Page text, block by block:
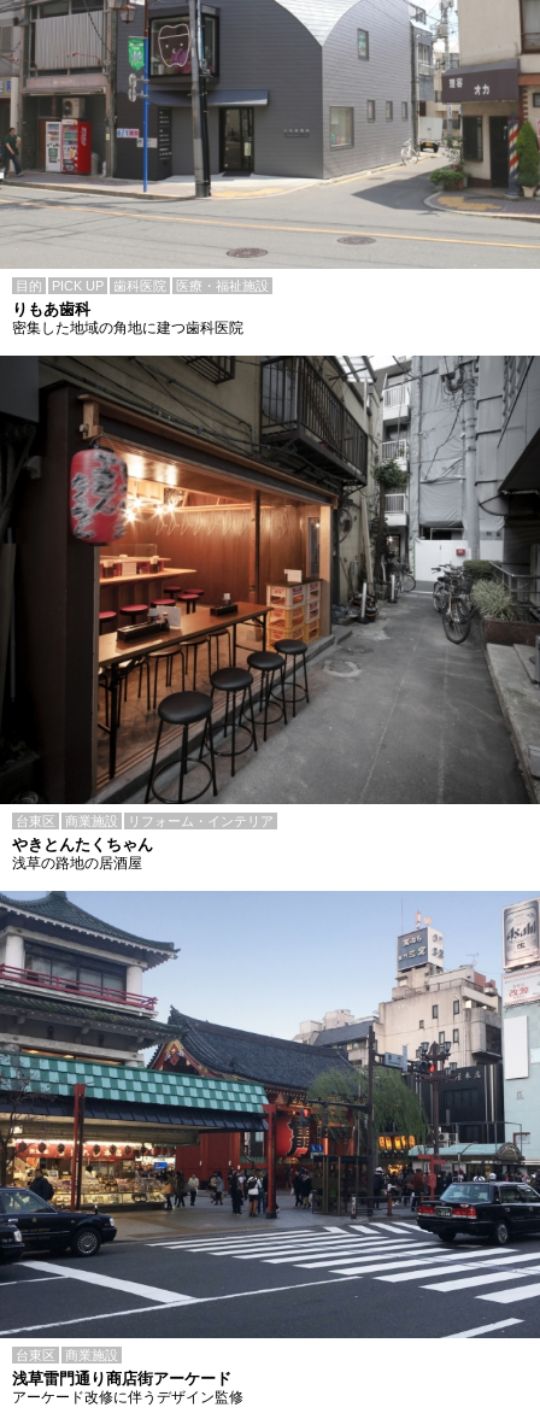
目的 PICK UP 歯科医院 医療・福祉施設
りもあ歯科
密集した地域の角地に建つ歯科医院
台東区 商業施設 リフォーム・インテリア
やきとんたくちゃん
浅草の路地の居酒屋
台東区 商業施設
浅草雷門通り商店街アーケード
アーケード改修に伴うデザイン監修